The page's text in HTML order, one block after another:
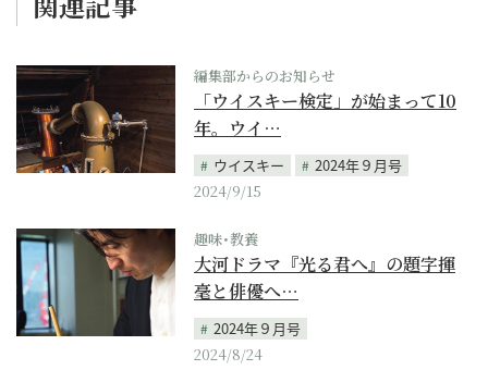
編集部からのお知らせ
「ウイスキー検定」が始まって10
年。ウイ…
ウイスキー
2024年９月号
2024/9/15
趣味･教養
大河ドラマ『光る君へ』の題字揮
毫と俳優へ…
2024年９月号
2024/8/24